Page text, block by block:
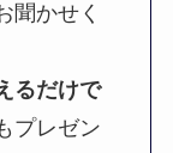
聞かせく
るだけで
プレゼン